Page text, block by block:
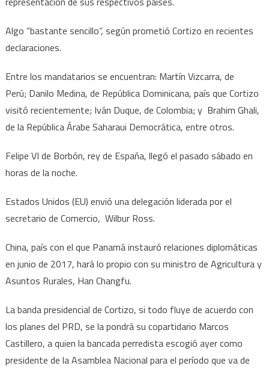
Algo “bastante sencillo”, según prometió Cortizo en recientes
declaraciones.
Entre los mandatarios se encuentran: Martín Vizcarra, de
Perú; Danilo Medina, de República Dominicana, país que Cortizo
visitó recientemente; Iván Duque, de Colombia; y Brahim Ghali,
de la República Árabe Saharaui Democrática, entre otros.
Felipe VI de Borbón, rey de España, llegó el pasado sábado en
horas de la noche.
Estados Unidos (EU) envió una delegación liderada por el
secretario de Comercio, Wilbur Ross.
China, país con el que Panamá instauró relaciones diplomáticas
en junio de 2017, hará lo propio con su ministro de Agricultura y
Asuntos Rurales, Han Changfu.
La banda presidencial de Cortizo, si todo fluye de acuerdo con
los planes del PRD, se la pondrá su copartidario Marcos
Castillero, a quien la bancada perredista escogió ayer como
presidente de la Asamblea Nacional para el período que va de